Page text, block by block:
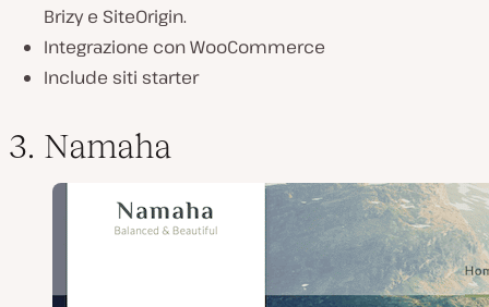
Brizy e SiteOrigin.
Integrazione con WooCommerce
Include siti starter
3. Namaha